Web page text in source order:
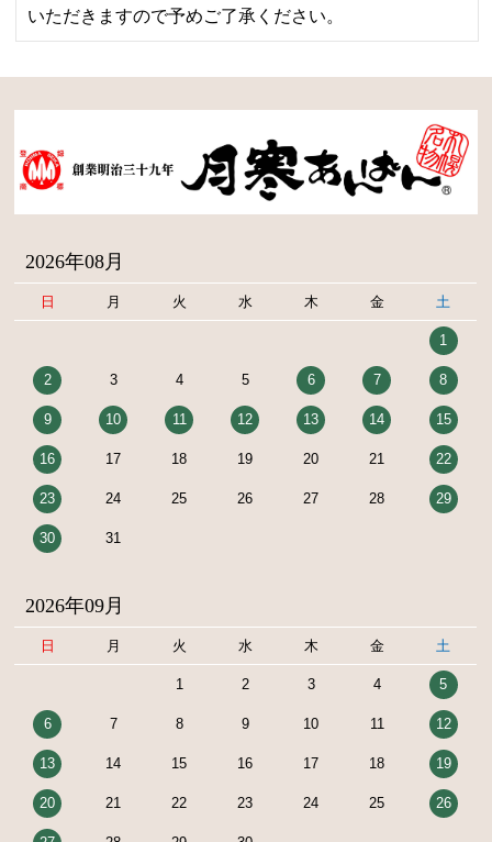
いただきますので予めご了承ください。
2026年08月
日 月 火 水 木 金 土
1
2 3 4 5 6 7 8
9 10 11 12 13 14 15
16 17 18 19 20 21 22
23 24 25 26 27 28 29
30 31
2026年09月
日 月 火 水 木 金 土
1 2 3 4 5
6 7 8 9 10 11 12
13 14 15 16 17 18 19
20 21 22 23 24 25 26